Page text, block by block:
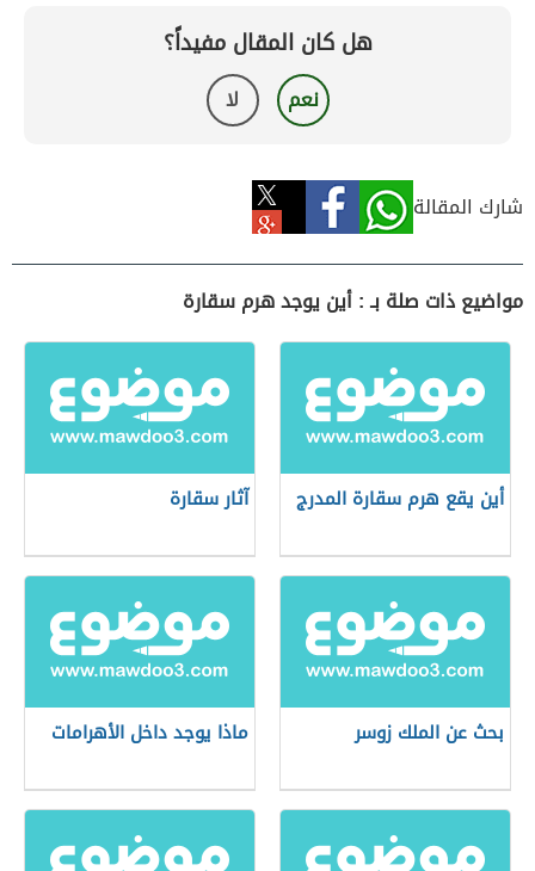
هل كان المقال مفيداً؟
نعم لا
شارك المقالة
مواضيع ذات صلة بـ : أين يوجد هرم سقارة
أين يقع هرم سقارة المدرج آثار سقارة
بحث عن الملك زوسر ماذا يوجد داخل الأهرامات